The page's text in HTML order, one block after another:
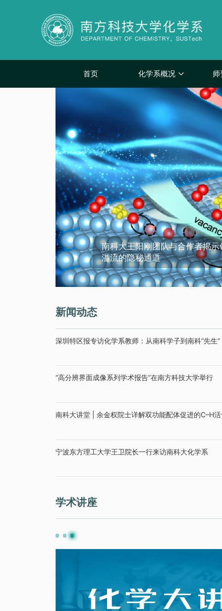
首页 化学系概况
南科大王阳刚团队与合作者揭
溢流的隐秘通道
新闻动态
深圳特区报专访化学系教师：从南科学子到南科“先生”
“高分辨界面成像系列学术报告”在南方科技大学举行
南科大讲堂 | 余金权院士详解双功能配体促进的C–H
宁波东方理工大学王卫院长一行来访南科大化学系
学术讲座